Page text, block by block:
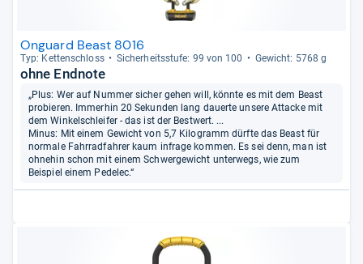
Onguard Beast 8016
Typ: Ket­ten­schloss Sicher­heits­stufe: 99 von 100 Gewicht: 5768 g
ohne Endnote
„Plus: Wer auf Nummer sicher gehen will, könnte es mit dem Beast
probieren. Immerhin 20 Sekunden lang dauerte unsere Attacke mit
dem Winkelschleifer - das ist der Bestwert. ...
Minus: Mit einem Gewicht von 5,7 Kilogramm dürfte das Beast für
normale Fahrradfahrer kaum infrage kommen. Es sei denn, man ist
ohnehin schon mit einem Schwergewicht unterwegs, wie zum
Beispiel einem Pedelec.“